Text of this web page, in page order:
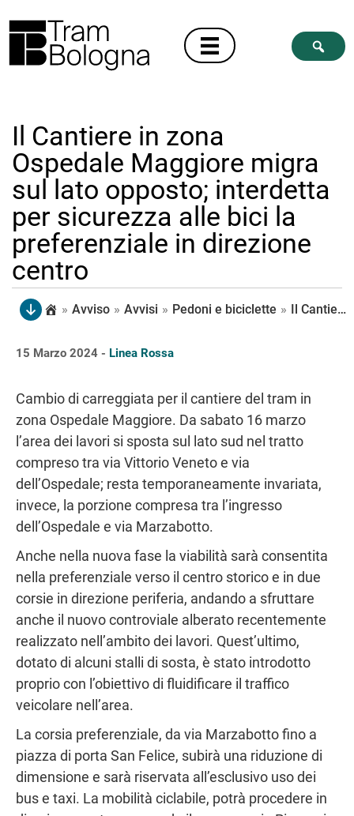
Il Cantiere in zona
Ospedale Maggiore migra
sul lato opposto; interdetta
per sicurezza alle bici la
preferenziale in direzione
centro
» Avviso » Avvisi » Pedoni e biciclette » Il Cantiere in zona Ospedale Maggiore migra sul lato opposto; interdetta per sicurezza alle bici la preferenziale in direzione centro
15 Marzo 2024 - Linea Rossa
Cambio di carreggiata per il cantiere del tram in
zona Ospedale Maggiore. Da sabato 16 marzo
l’area dei lavori si sposta sul lato sud nel tratto
compreso tra via Vittorio Veneto e via
dell’Ospedale; resta temporaneamente invariata,
invece, la porzione compresa tra l’ingresso
dell’Ospedale e via Marzabotto.
Anche nella nuova fase la viabilità sarà consentita
nella preferenziale verso il centro storico e in due
corsie in direzione periferia, andando a sfruttare
anche il nuovo controviale alberato recentemente
realizzato nell’ambito dei lavori. Quest’ultimo,
dotato di alcuni stalli di sosta, è stato introdotto
proprio con l’obiettivo di fluidificare il traffico
veicolare nell’area.
La corsia preferenziale, da via Marzabotto fino a
piazza di porta San Felice, subirà una riduzione di
dimensione e sarà riservata all’esclusivo uso dei
bus e taxi. La mobilità ciclabile, potrà procedere in